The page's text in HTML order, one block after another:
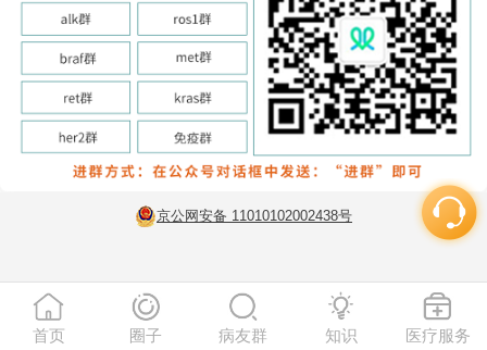
京公网安备 11010102002438号
首页 圈子 病友群 知识 医疗服务